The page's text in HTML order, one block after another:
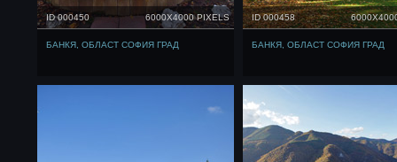
ID 000450 6000X4000 PIXELS
БАНКЯ, ОБЛАСТ СОФИЯ ГРАД
ID 000458
БАНКЯ, ОБЛАСТ СОФИЯ ГРАД